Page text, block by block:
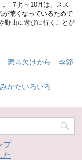
。 ７月～10月は、スズ
が荒くなっているためで
野山に遊びに行くことが
満ち欠けから 季節
かたいろいろ
プ
た